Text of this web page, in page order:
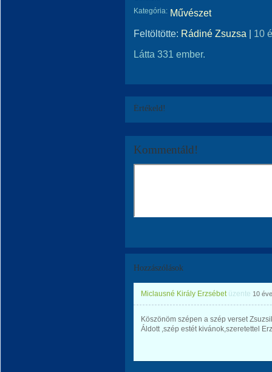
Kategória: Művészet
Feltöltötte: Rádiné Zsuzsa | 10
Látta 331 ember.
Értékeld!
Kommentáld!
Hozzászólások
Miclausné Király Erzsébetüzente 10 éve
Köszönöm szépen a szép verset
Áldott ,szép estét kivánok,szeretettel